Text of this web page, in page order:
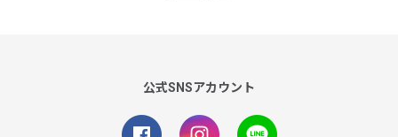
公式SNSアカウント